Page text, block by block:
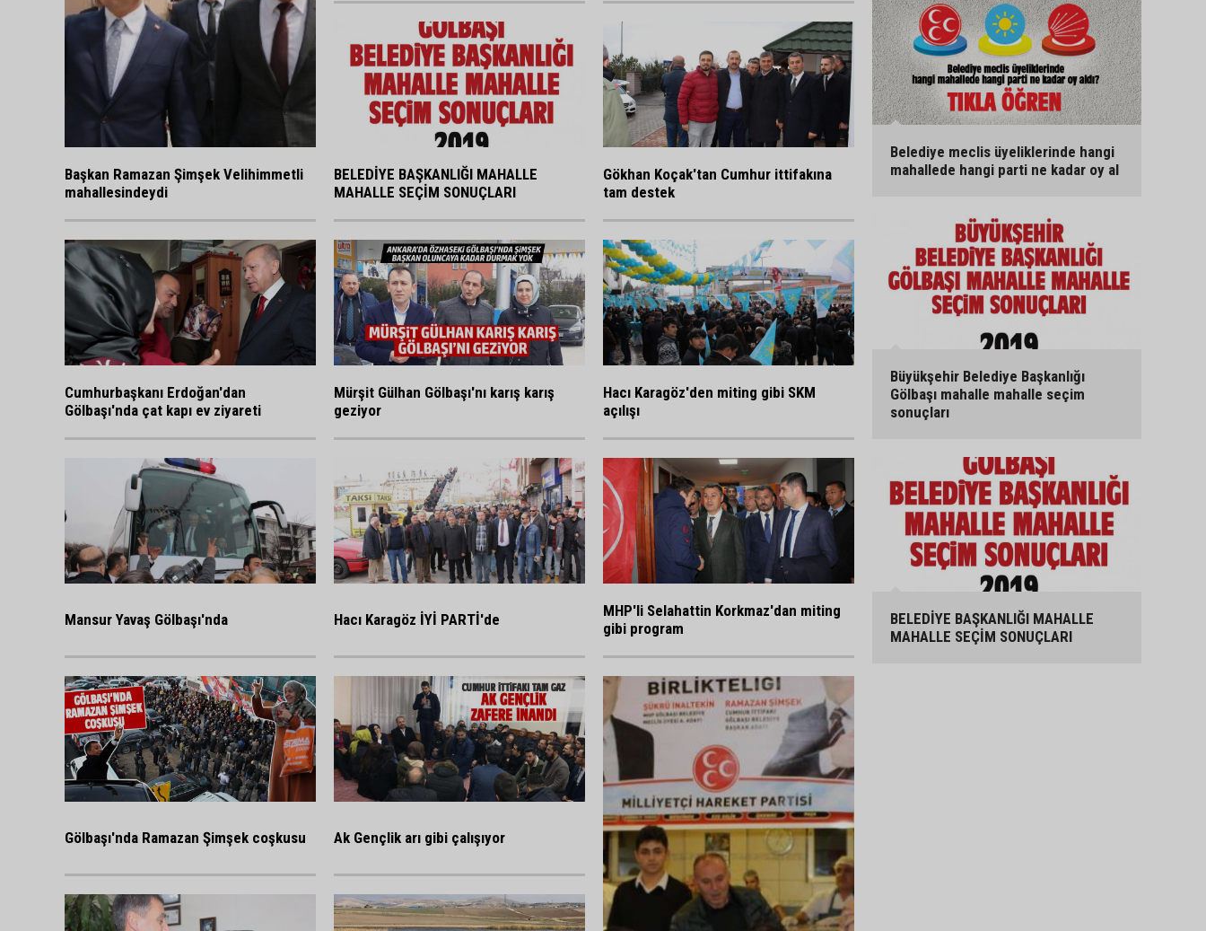
Başkan Ramazan Şimşek Velihimmetli
mahallesindeydi
BELEDİYE BAŞKANLIĞI MAHALLE
MAHALLE SEÇİM SONUÇLARI
Gökhan Koçak'tan Cumhur ittifakına
tam destek
Cumhurbaşkanı Erdoğan'dan
Gölbaşı'nda çat kapı ev ziyareti
Mürşit Gülhan Gölbaşı'nı karış karış
geziyor
Hacı Karagöz'den miting gibi SKM
açılışı
Mansur Yavaş Gölbaşı'nda Hacı Karagöz İYİ PARTİ'de
MHP'li Selahattin Korkmaz'dan miting
gibi program
Gölbaşı'nda Ramazan Şimşek coşkusu Ak Gençlik arı gibi çalışıyor
Belediye meclis üyeliklerinde hangi
mahallede hangi parti ne kadar oy al
Büyükşehir Belediye Başkanlığı
Gölbaşı mahalle mahalle seçim
sonuçları
BELEDİYE BAŞKANLIĞI MAHALLE
MAHALLE SEÇİM SONUÇLARI